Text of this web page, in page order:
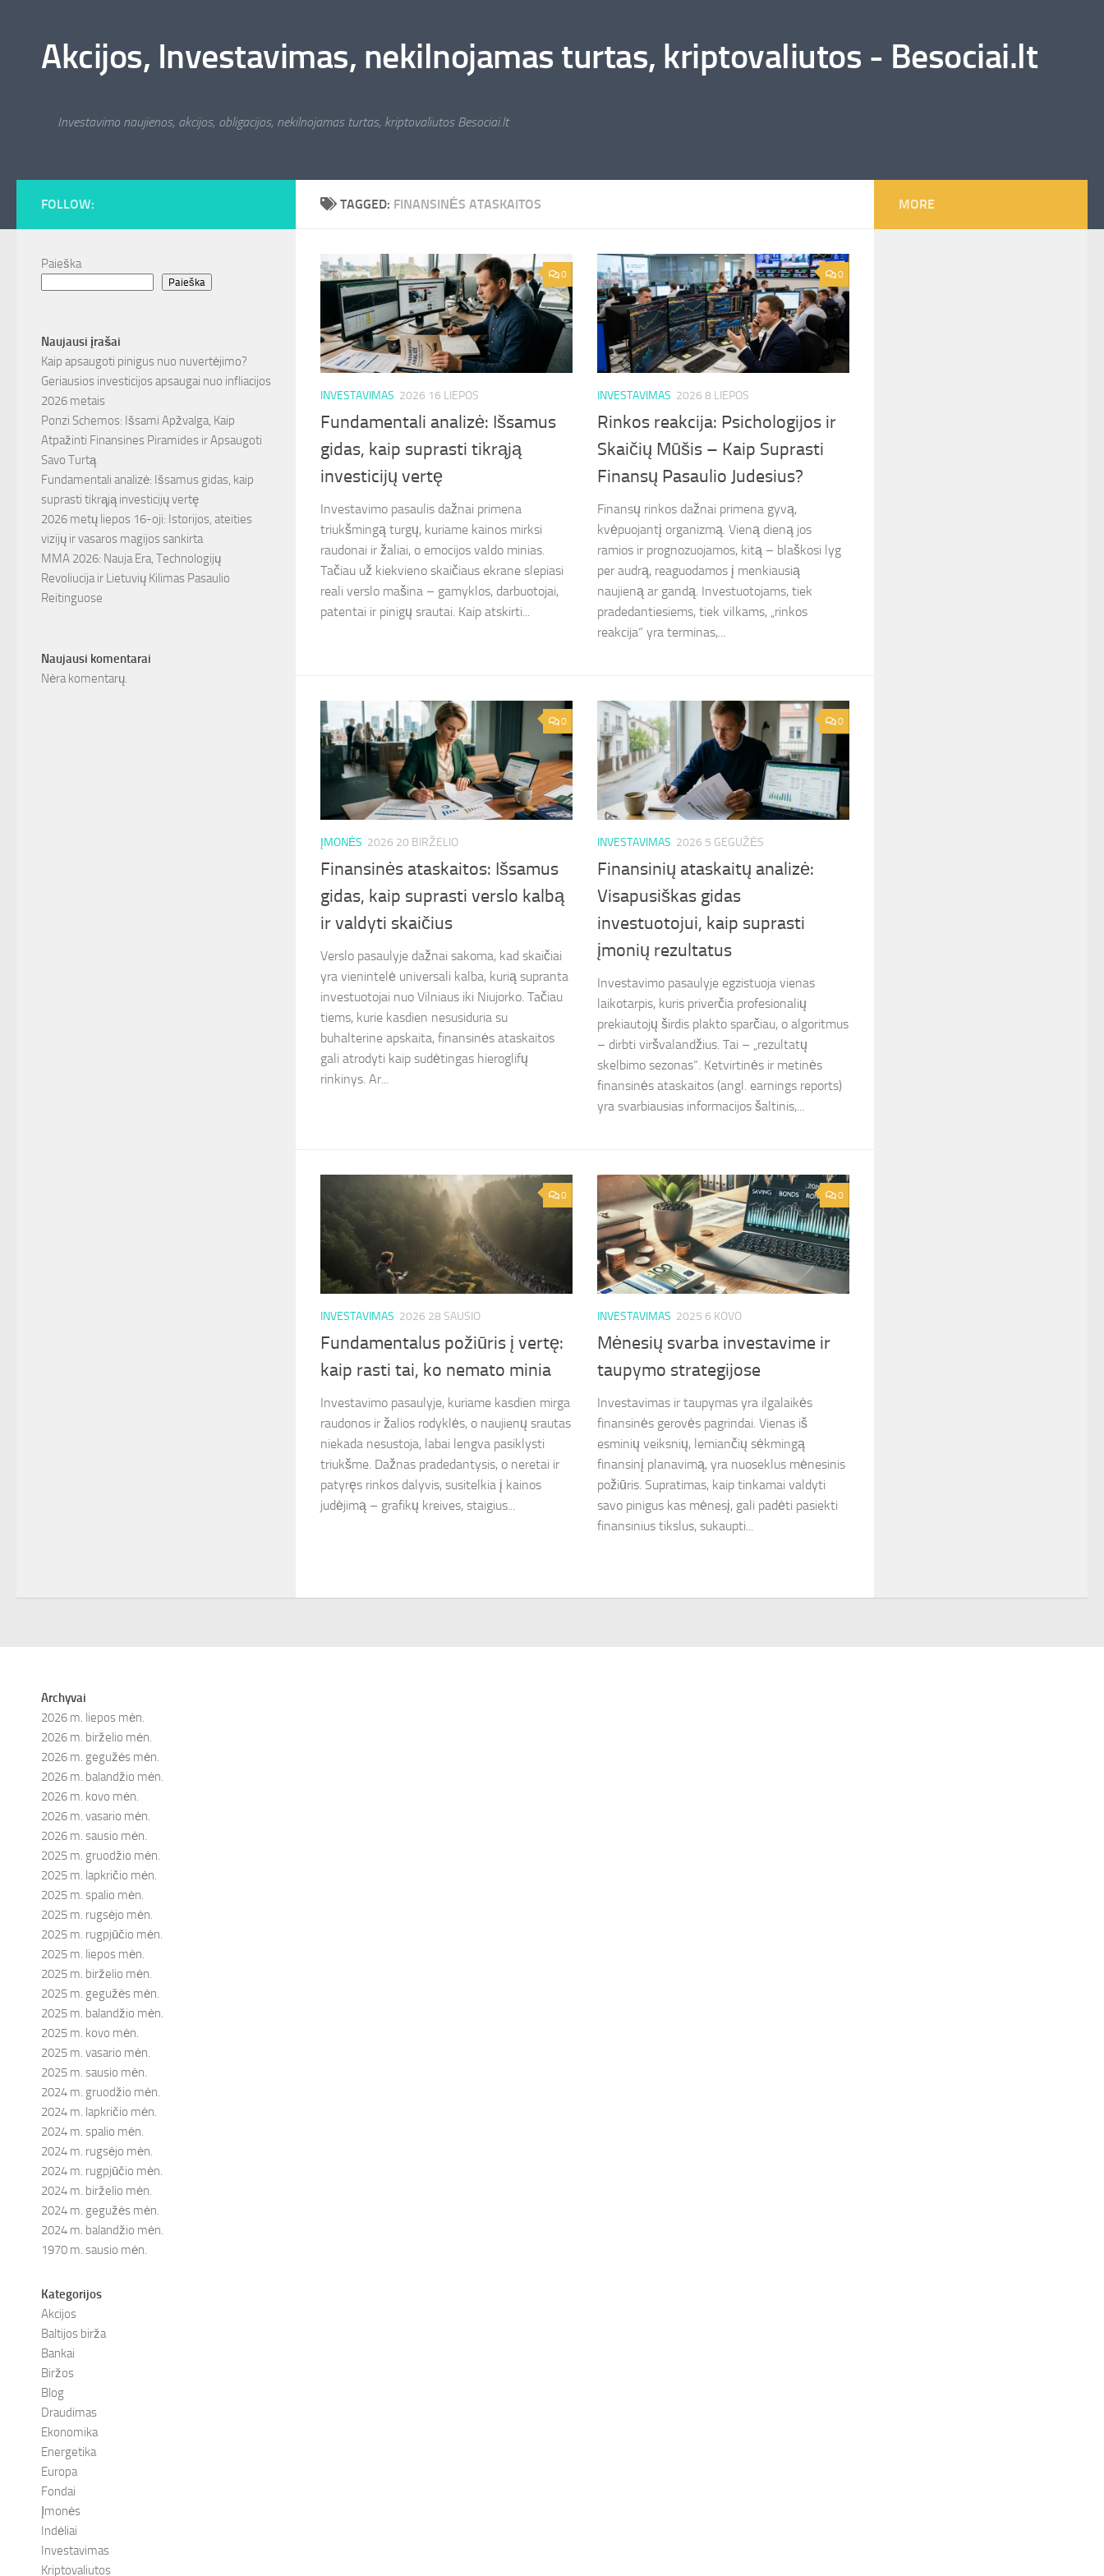
Akcijos, Investavimas, nekilnojamas turtas, kriptovaliutos - Besociai.lt
Investavimo naujienos, akcijos, obligacijos, nekilnojamas turtas, kriptovaliutos Besociai.lt
TAGGED: FINANSINĖS ATASKAITOS
0
INVESTAVIMAS 2026 16 LIEPOS
Fundamentali analizė: Išsamus
gidas, kaip suprasti tikrąją
investicijų vertę
Investavimo pasaulis dažnai primena
triukšmingą turgų, kuriame kainos mirksi
raudonai ir žaliai, o emocijos valdo minias.
Tačiau už kiekvieno skaičiaus ekrane slepiasi
reali verslo mašina – gamyklos, darbuotojai,
patentai ir pinigų srautai. Kaip atskirti...
0
INVESTAVIMAS 2026 8 LIEPOS
Rinkos reakcija: Psichologijos ir
Skaičių Mūšis – Kaip Suprasti
Finansų Pasaulio Judesius?
Finansų rinkos dažnai primena gyvą,
kvėpuojantį organizmą. Vieną dieną jos
ramios ir prognozuojamos, kitą – blaškosi lyg
per audrą, reaguodamos į menkiausią
naujieną ar gandą. Investuotojams, tiek
pradedantiesiems, tiek vilkams, „rinkos
reakcija“ yra terminas,...
0
ĮMONĖS 2026 20 BIRŽELIO
Finansinės ataskaitos: Išsamus
gidas, kaip suprasti verslo kalbą
ir valdyti skaičius
Verslo pasaulyje dažnai sakoma, kad skaičiai
yra vienintelė universali kalba, kurią supranta
investuotojai nuo Vilniaus iki Niujorko. Tačiau
tiems, kurie kasdien nesusiduria su
buhalterine apskaita, finansinės ataskaitos
gali atrodyti kaip sudėtingas hieroglifų
rinkinys. Ar...
0
INVESTAVIMAS 2026 5 GEGUŽĖS
Finansinių ataskaitų analizė:
Visapusiškas gidas
investuotojui, kaip suprasti
įmonių rezultatus
Investavimo pasaulyje egzistuoja vienas
laikotarpis, kuris priverčia profesionalių
prekiautojų širdis plakto sparčiau, o algoritmus
– dirbti viršvalandžius. Tai – „rezultatų
skelbimo sezonas“. Ketvirtinės ir metinės
finansinės ataskaitos (angl. earnings reports)
yra svarbiausias informacijos šaltinis,...
0
INVESTAVIMAS 2026 28 SAUSIO
Fundamentalus požiūris į vertę:
kaip rasti tai, ko nemato minia
Investavimo pasaulyje, kuriame kasdien mirga
raudonos ir žalios rodyklės, o naujienų srautas
niekada nesustoja, labai lengva pasiklysti
triukšme. Dažnas pradedantysis, o neretai ir
patyręs rinkos dalyvis, susitelkia į kainos
judėjimą – grafikų kreives, staigius...
0
INVESTAVIMAS 2025 6 KOVO
Mėnesių svarba investavime ir
taupymo strategijose
Investavimas ir taupymas yra ilgalaikės
finansinės gerovės pagrindai. Vienas iš
esminių veiksnių, lemiančių sėkmingą
finansinį planavimą, yra nuoseklus mėnesinis
požiūris. Supratimas, kaip tinkamai valdyti
savo pinigus kas mėnesį, gali padėti pasiekti
finansinius tikslus, sukaupti...
FOLLOW:
Paieška
Paieška
Naujausi įrašai
Kaip apsaugoti pinigus nuo nuvertėjimo?
Geriausios investicijos apsaugai nuo infliacijos
2026 metais
Ponzi Schemos: Išsami Apžvalga, Kaip
Atpažinti Finansines Piramides ir Apsaugoti
Savo Turtą
Fundamentali analizė: Išsamus gidas, kaip
suprasti tikrąją investicijų vertę
2026 metų liepos 16-oji: Istorijos, ateities
vizijų ir vasaros magijos sankirta
MMA 2026: Nauja Era, Technologijų
Revoliucija ir Lietuvių Kilimas Pasaulio
Reitinguose
Naujausi komentarai
Nėra komentarų.
MORE
Archyvai
2026 m. liepos mėn.
2026 m. birželio mėn.
2026 m. gegužės mėn.
2026 m. balandžio mėn.
2026 m. kovo mėn.
2026 m. vasario mėn.
2026 m. sausio mėn.
2025 m. gruodžio mėn.
2025 m. lapkričio mėn.
2025 m. spalio mėn.
2025 m. rugsėjo mėn.
2025 m. rugpjūčio mėn.
2025 m. liepos mėn.
2025 m. birželio mėn.
2025 m. gegužės mėn.
2025 m. balandžio mėn.
2025 m. kovo mėn.
2025 m. vasario mėn.
2025 m. sausio mėn.
2024 m. gruodžio mėn.
2024 m. lapkričio mėn.
2024 m. spalio mėn.
2024 m. rugsėjo mėn.
2024 m. rugpjūčio mėn.
2024 m. birželio mėn.
2024 m. gegužės mėn.
2024 m. balandžio mėn.
1970 m. sausio mėn.
Kategorijos
Akcijos
Baltijos birža
Bankai
Biržos
Blog
Draudimas
Ekonomika
Energetika
Europa
Fondai
Įmonės
Indėliai
Investavimas
Kriptovaliutos